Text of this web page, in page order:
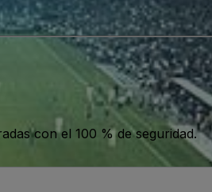
con el 100 % de seguridad.